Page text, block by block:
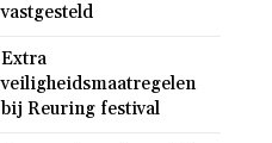
vastgesteld
Extra
veiligheidsmaatregelen
bij Reuring festival